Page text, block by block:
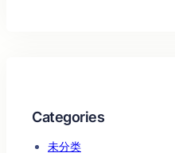
Categories
未分类